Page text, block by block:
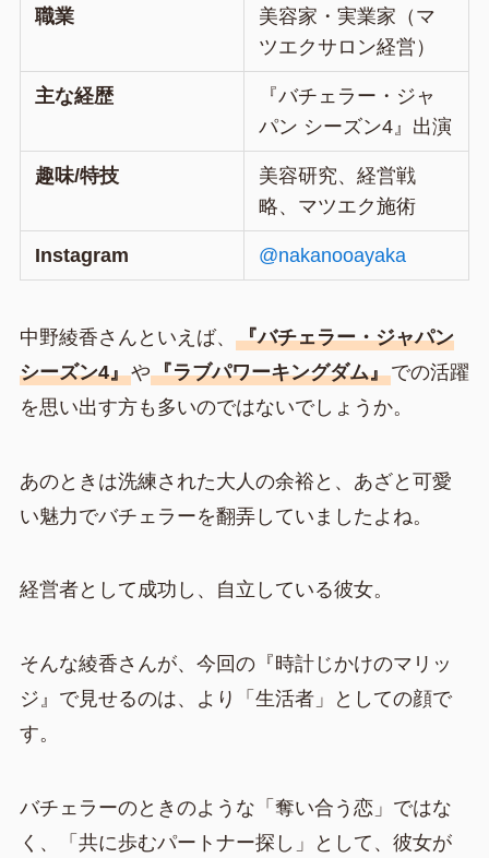
職業
美容家・実業家（マ
ツエクサロン経営）
主な経歴
『バチェラー・ジャ
パン シーズン4』出演
趣味/特技
美容研究、経営戦
略、マツエク施術
Instagram @nakanooayaka
中野綾香さんといえば、 『バチェラー・ジャパン
シーズン4』や『ラブパワーキングダム』での活躍
を思い出す方も多いのではないでしょうか。
あのときは洗練された大人の余裕と、あざと可愛
い魅力でバチェラーを翻弄していましたよね。
経営者として成功し、自立している彼女。
そんな綾香さんが、今回の『時計じかけのマリッ
ジ』で見せるのは、より「生活者」としての顔で
す。
バチェラーのときのような「奪い合う恋」ではな
く、「共に歩むパートナー探し」として、彼女が